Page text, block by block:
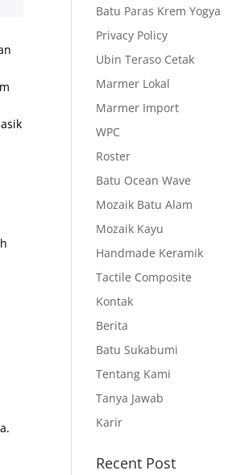
Batu Paras Krem Yogya
Privacy Policy
Ubin Teraso Cetak
Marmer Lokal
Marmer Import
WPC
Roster
Batu Ocean Wave
Mozaik Batu Alam
Mozaik Kayu
Handmade Keramik
Tactile Composite
Kontak
Berita
Batu Sukabumi
Tentang Kami
Tanya Jawab
Karir
Recent Post